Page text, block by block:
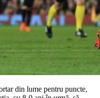
din lume pentru puncte,